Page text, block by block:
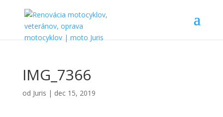
IMG_7366
od Juris | dec 15, 2019